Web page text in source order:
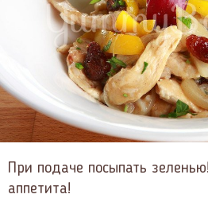
При подаче посыпать
аппетита!